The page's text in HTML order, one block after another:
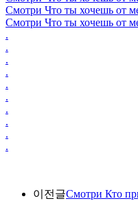
Смотри Что ты хочешь от
Смотри Что ты хочешь от
.
.
.
.
.
.
.
.
.
.
이전글Смотри Кто